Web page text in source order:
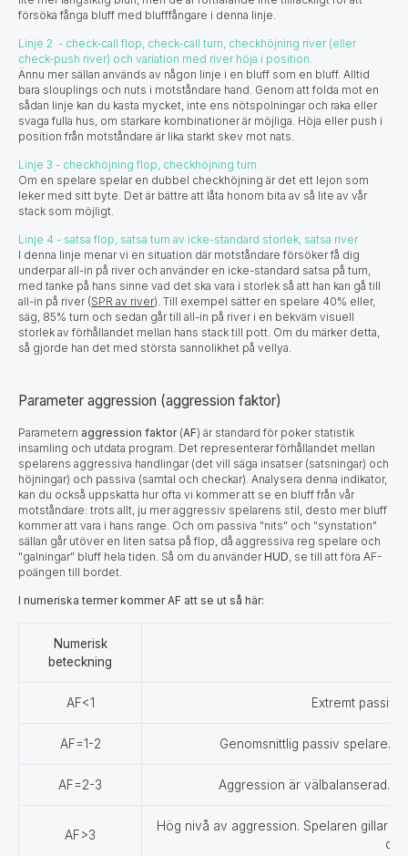
försöka fånga bluff med blufffångare i denna linje.
Linje 2 - check-call flop, check-call turn, checkhöjning river (eller
check-push river) och variation med river höja i position.
Ännu mer sällan används av någon linje i en bluff som en bluff. Alltid
bara slouplings och nuts i motståndare hand. Genom att folda mot en
sådan linje kan du kasta mycket, inte ens nötspolningar och raka eller
svaga fulla hus, om starkare kombinationer är möjliga. Höja eller push i
position från motståndare är lika starkt skev mot nats.
Linje 3 - checkhöjning flop, checkhöjning turn.
Om en spelare spelar en dubbel checkhöjning är det ett lejon som
leker med sitt byte. Det är bättre att låta honom bita av så lite av vår
stack som möjligt.
Linje 4 - satsa flop, satsa turn av icke-standard storlek, satsa river
I denna linje menar vi en situation där motståndare försöker få dig
underpar all-in på river och använder en icke-standard satsa på turn,
med tanke på hans sinne vad det ska vara i storlek så att han kan gå till
all-in på river (SPR av river). Till exempel sätter en spelare 40% eller,
säg, 85% turn och sedan går till all-in på river i en bekväm visuell
storlek av förhållandet mellan hans stack till pott. Om du märker detta,
så gjorde han det med största sannolikhet på vellya. ​​​
Parameter aggression (aggression faktor)
Parametern aggression faktor(AF) är standard för poker statistik
insamling och utdata program. Det representerar förhållandet mellan
spelarens aggressiva handlingar (det vill säga insatser (satsningar) och
höjningar) och passiva (samtal och checkar). Analysera denna indikator,
kan du också uppskatta hur ofta vi kommer att se en bluff från vår
motståndare: trots allt, ju mer aggressiv spelarens stil, desto mer bluff
kommer att vara i hans range. Och om passiva "nits" och "synstation"
sällan går utöver en liten satsa på flop, då aggressiva reg spelare och
"galningar" bluff hela tiden. Så om du använder HUD , se till att föra AF-
poängen till bordet.
I numeriska termer kommer AF att se ut så här:
Numerisk
beteckning
AF<1 Extremt passiv
AF=1-2 Genomsnittlig passiv spelare.
AF=2-3 Aggression är välbalanserad.
AF>3
Hög nivå av aggression. Spelaren gillar
du